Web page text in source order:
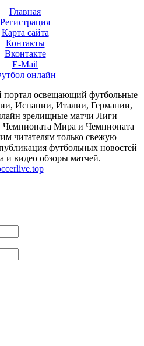
Главная
Регистрация
Карта сайта
Контакты
Вконтакте
E-Mail
онлайн
портал освещающий футбольные
Испании, Италии, Германии,
зрелищные матчи Лиги
Мира и Чемпионата
читателям только свежую
футбольных новостей
и видео обзоры матчей.